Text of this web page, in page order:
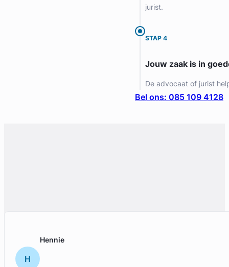
Gratis intake
jurist.
STAP 4
Jouw zaak is in
De advocaat of jurist
Bel ons: 085 109 4128
H
Hennie